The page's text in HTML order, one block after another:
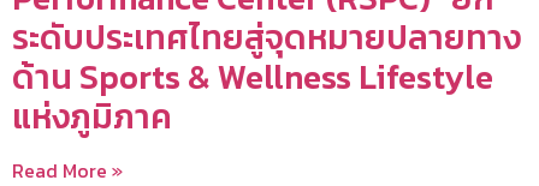
ระดับประเทศไทยสู่จุดหมายปลายทาง
ด้าน Sports & Wellness Lifestyle
แห่งภูมิภาค
Read More »